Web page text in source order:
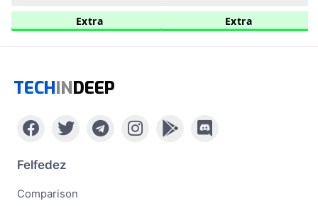
Extra Extra
TECHINDEEP
Felfedez
Comparison